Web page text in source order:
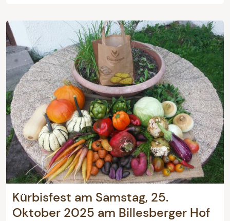
Kürbisfest am Samstag, 25.
Oktober 2025 am Billesberger Hof